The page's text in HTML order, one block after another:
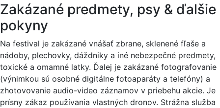
Zakázané predmety, psy & ďalšie
pokyny
Na festival je zakázané vnášať zbrane, sklenené fľaše a
nádoby, plechovky, dáždniky a iné nebezpečné predmety,
toxické a omamné latky. Ďalej je zakázané fotografovanie
(výnimkou sú osobné digitálne fotoaparáty a telefóny) a
zhotovovanie audio-video záznamov v priebehu akcie. Je
prísny zákaz používania vlastných dronov. Strážna služba